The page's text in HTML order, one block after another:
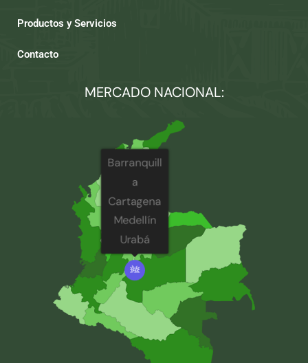
Productos y Servicios
Contacto
MERCADO NACIONAL:
Barranquill
a
Cartagena
Medellín
Urabá